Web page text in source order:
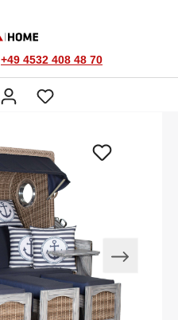
+49 4532 408 48 70